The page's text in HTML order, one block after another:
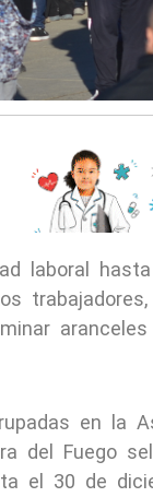
laboral
en la
del Fuego
el 30 de